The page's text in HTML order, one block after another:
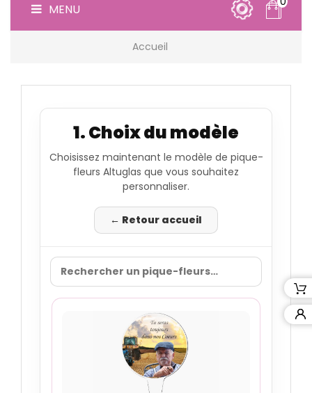
MENU
Accueil
1. Choix du modèle
Choisissez maintenant le modèle de pique-
fleurs Altuglas que vous souhaitez
personnaliser.
← Retour accueil